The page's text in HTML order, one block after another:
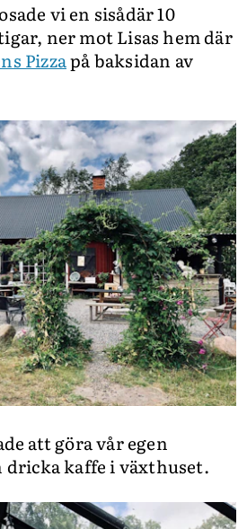
vi en sisådär 10
ner mot Lisas hem där
Pizzapå baksidan av
att göra vår egen
dricka kaffe i växthuset.